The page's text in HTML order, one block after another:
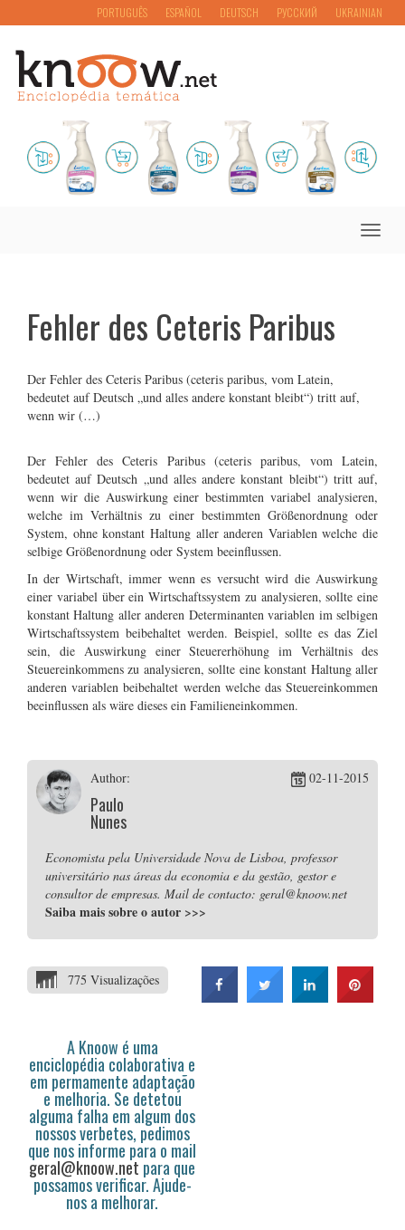
PORTUGUÊS ESPAÑOL DEUTSCH РУССКИЙ UKRAINIAN
Toggle
Fehler des Ceteris Paribus
Der Fehler des Ceteris Paribus (ceteris paribus, vom Latein,
bedeutet auf Deutsch „und alles andere konstant bleibt“) tritt auf,
wenn wir (…)
Der Fehler des Ceteris Paribus (ceteris paribus, vom Latein,
bedeutet auf Deutsch „und alles andere konstant bleibt“) tritt auf,
wenn wir die Auswirkung einer bestimmten variabel analysieren,
welche im Verhältnis zu einer bestimmten Größenordnung oder
System, ohne konstant Haltung aller anderen Variablen welche die
selbige Größenordnung oder System beeinflussen.
In der Wirtschaft, immer wenn es versucht wird die Auswirkung
einer variabel über ein Wirtschaftssystem zu analysieren, sollte eine
konstant Haltung aller anderen Determinanten variablen im selbigen
Wirtschaftssystem beibehaltet werden. Beispiel, sollte es das Ziel
sein, die Auswirkung einer Steuererhöhung im Verhältnis des
Steuereinkommens zu analysieren, sollte eine konstant Haltung aller
anderen variablen beibehaltet werden welche das Steuereinkommen
beeinflussen als wäre dieses ein Familieneinkommen.
Author:
Paulo
Nunes
02-11-2015
Economista pela Universidade Nova de Lisboa, professor
universitário nas áreas da economia e da gestão, gestor e
consultor de empresas. Mail de contacto: geral@knoow.net
Saiba mais sobre o autor >>>
775 Visualizações
A Knoow é uma
enciclopédia colaborativa e
em permamente adaptação
e melhoria. Se detetou
alguma falha em algum dos
nossos verbetes, pedimos
que nos informe para o mail
geral@knoow.net para que
possamos verificar. Ajude-
nos a melhorar.